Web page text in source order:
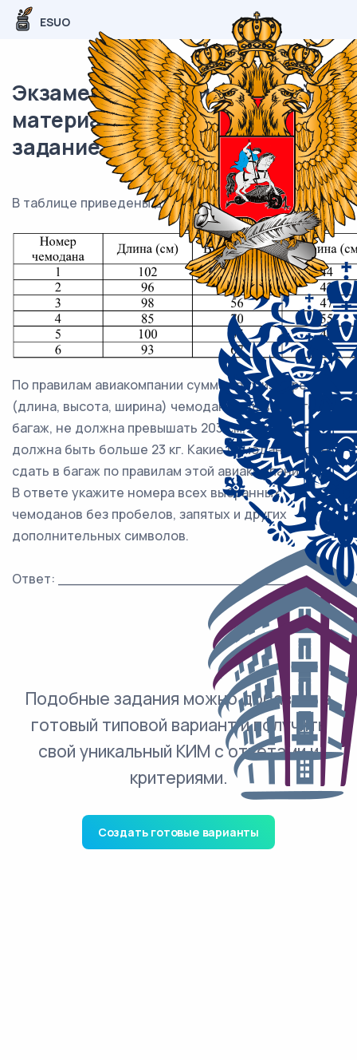
ESUO
Экзаменационный (типовой)
материал ЕГЭ / База / 06
задание (24) / 121
В таблице приведены данные о шести чемоданах.
По правилам авиакомпании сумма трёх измерений
(длина, высота, ширина) чемодана, сдаваемого в
багаж, не должна превышать 203 см, а масса не
должна быть больше 23 кг. Какие чемоданы можно
сдать в багаж по правилам этой авиакомпании?
В ответе укажите номера всех выбранных
чемоданов без пробелов, запятых и других
дополнительных символов.
Ответ: ___________________________.
Подобные задания можно добавить в
готовый типовой вариант и получить
свой уникальный КИМ с ответами и
критериями.
Создать готовые варианты